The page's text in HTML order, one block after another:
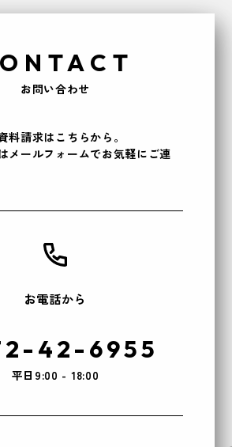
お問い合わせ
料請求はこちらから。
メールフォームでお気軽に ご連
お電話から
42-6955
平日9:00 - 18:00